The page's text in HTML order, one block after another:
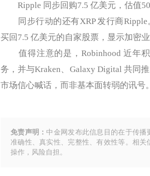
Ripple 同步回购7.5 亿美元，估值
同步行动的还有XRP 发行商Ripple
买回7.5 亿美元的自家股票，显示加密
值得注意的是，Robinhood 近年积
务，并与Kraken、Galaxy Digital 共同
市场信心喊话，而非基本面转弱的讯号
免责声明： 中金网发布此信息目的在于传
准确性、真实性、完整性、有效性等。相
操作，风险自担。